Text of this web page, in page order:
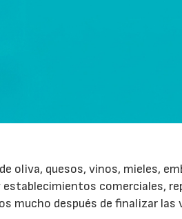
oliva, quesos, vinos, mieles,
comerciales,
mucho después de finalizar las